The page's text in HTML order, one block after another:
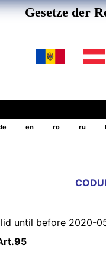
Gesetze der
en ro ru
until before 2020-
95